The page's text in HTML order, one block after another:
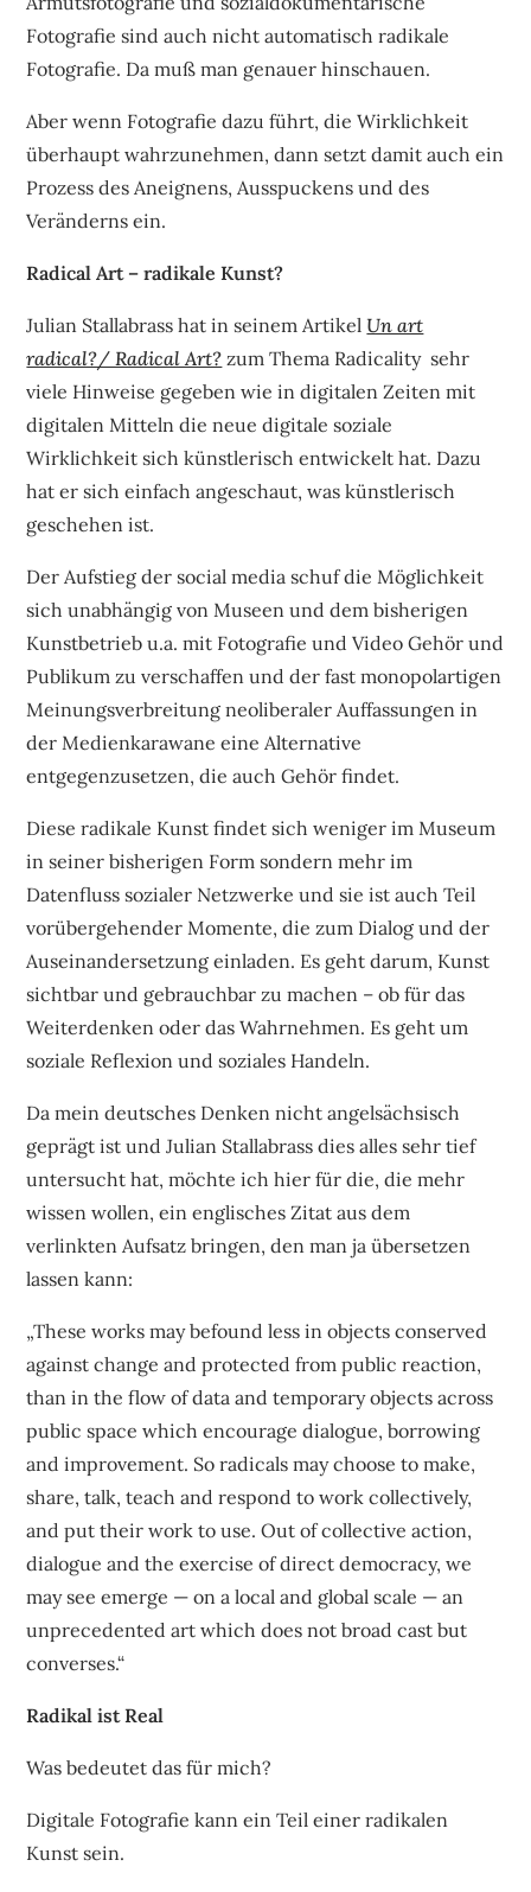
Fotografie sind auch nicht automatisch radikale
Fotografie. Da muß man genauer hinschauen.
Aber wenn Fotografie dazu führt, die Wirklichkeit
überhaupt wahrzunehmen, dann setzt damit auch ein
Prozess des Aneignens, Ausspuckens und des
Veränderns ein.
Radical Art – radikale Kunst?
Julian Stallabrass hat in seinem ArtikelUn art
radical?/ Radical Art? zum Thema Radicality sehr
viele Hinweise gegeben wie in digitalen Zeiten mit
digitalen Mitteln die neue digitale soziale
Wirklichkeit sich künstlerisch entwickelt hat. Dazu
hat er sich einfach angeschaut, was künstlerisch
geschehen ist.
Der Aufstieg der social media schuf die Möglichkeit
sich unabhängig von Museen und dem bisherigen
Kunstbetrieb u.a. mit Fotografie und Video Gehör und
Publikum zu verschaffen und der fast monopolartigen
Meinungsverbreitung neoliberaler Auffassungen in
der Medienkarawane eine Alternative
entgegenzusetzen, die auch Gehör findet.
Diese radikale Kunst findet sich weniger im Museum
in seiner bisherigen Form sondern mehr im
Datenfluss sozialer Netzwerke und sie ist auch Teil
vorübergehender Momente, die zum Dialog und der
Auseinandersetzung einladen. Es geht darum, Kunst
sichtbar und gebrauchbar zu machen – ob für das
Weiterdenken oder das Wahrnehmen. Es geht um
soziale Reflexion und soziales Handeln.
Da mein deutsches Denken nicht angelsächsisch
geprägt ist und Julian Stallabrass dies alles sehr tief
untersucht hat, möchte ich hier für die, die mehr
wissen wollen, ein englisches Zitat aus dem
verlinkten Aufsatz bringen, den man ja übersetzen
lassen kann:
„These works may befound less in objects conserved
against change and protected from public reaction,
than in the flow of data and temporary objects across
public space which encourage dialogue, borrowing
and improvement. So radicals may choose to make,
share, talk, teach and respond to work collectively,
and put their work to use. Out of collective action,
dialogue and the exercise of direct democracy, we
may see emerge — on a local and global scale — an
unprecedented art which does not broad cast but
converses.“
Radikal ist Real
Was bedeutet das für mich?
Digitale Fotografie kann ein Teil einer radikalen
Kunst sein.